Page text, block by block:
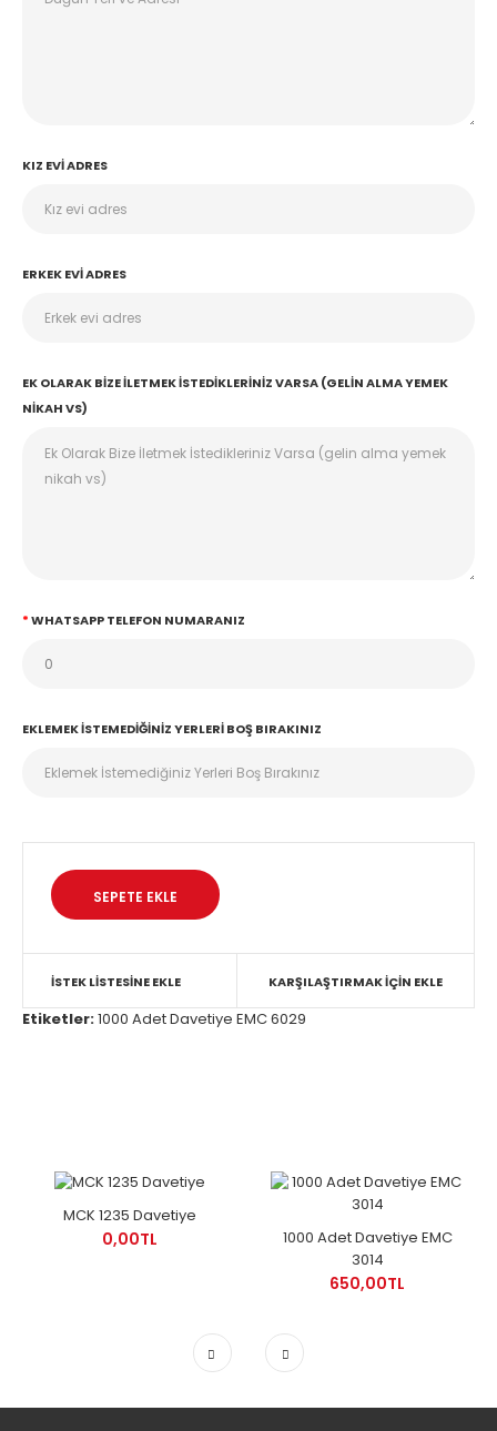
KIZ EVI ADRES
ERKEK EVI ADRES
EK OLARAK BIZE İLETMEK İSTEDIKLERINIZ VARSA (GELIN ALMA YEMEK
NIKAH VS)
WHATSAPP TELEFON NUMARANIZ
EKLEMEK İSTEMEDIĞINIZ YERLERI BOŞ BIRAKINIZ
İSTEK LISTESINE EKLE KARŞILAŞTIRMAK IÇIN EKLE
Etiketler:1000 Adet Davetiye EMC 6029
MCK 1235 Davetiye
0,00TL
1000 Adet Davetiye EMC
3014
650,00TL